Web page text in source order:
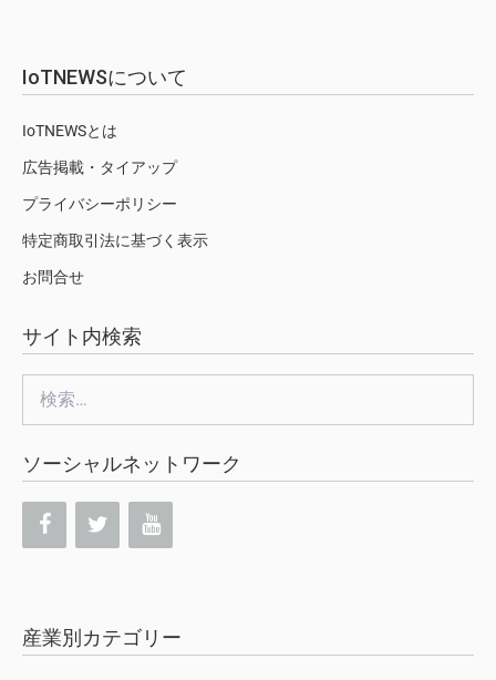
IoTNEWSについて
IoTNEWSとは
広告掲載・タイアップ
プライバシーポリシー
特定商取引法に基づく表示
お問合せ
サイト内検索
索:
ソーシャルネットワーク
産業別カテゴリー